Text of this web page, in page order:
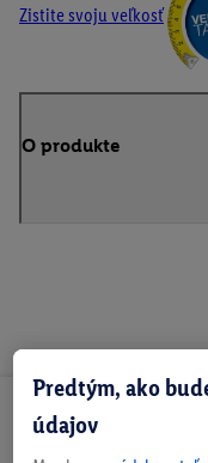
Zistite svoju veľkosť
O produkte
Predtým, ako
údajov